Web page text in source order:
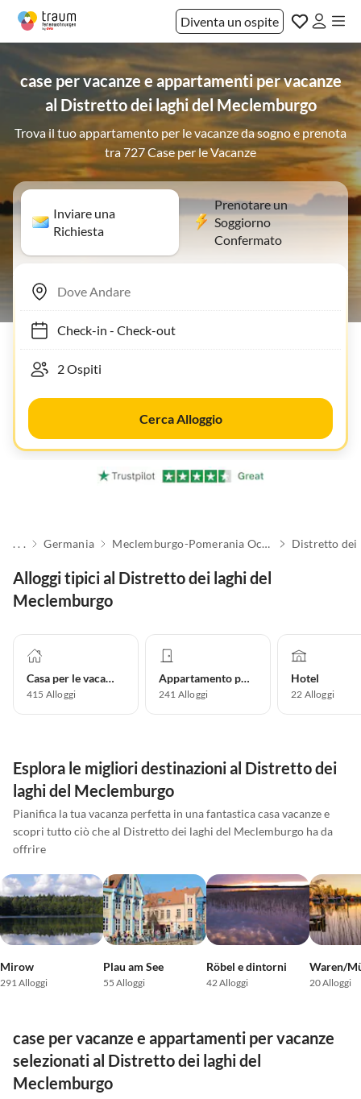
Diventa un ospite
case per vacanze e appartamenti per vacanze
al Distretto dei laghi del Meclemburgo
Trova il tuo appartamento per le vacanze da sogno e prenota
tra 727 Case per le Vacanze
Inviare una
Richiesta
Prenotare un
Soggiorno
Confermato
Check-in- Check-out
Cerca Alloggio
. . . Germania Meclemburgo-Pomerania Occidentale
Alloggi tipici al Distretto dei laghi del
Meclemburgo
Casa per le vacanze
415 Alloggi
Appartamento per vacanze
241 Alloggi
Hotel
22 Alloggi
Esplora le migliori destinazioni al Distretto dei
laghi del Meclemburgo
Pianifica la tua vacanza perfetta in una fantastica casa vacanze e
scopri tutto ciò che al Distretto dei laghi del Meclemburgo ha da
offrire
Mirow
291 Alloggi
Plau am See
55 Alloggi
Röbel e dintorni
42 Alloggi 20 Alloggi
case per vacanze e appartamenti per vacanze
selezionati al Distretto dei laghi del
Meclemburgo